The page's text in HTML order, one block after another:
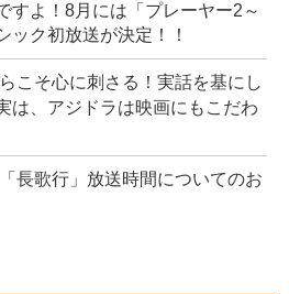
すよ！8月には「プレーヤー2～
ック初放送が決定！！
こそ心に刺さる！実話を基にし
は、アジドラは映画にもこだわ
長歌行」放送時間についてのお